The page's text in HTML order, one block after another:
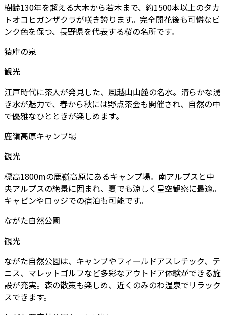
樹齢130年を超える大木から若木まで、約1500本以上のタカ
トオコヒガンザクラが咲き誇ります。完全開花後も可憐なピ
ンク色を保つ、長野県を代表する桜の名所です。
猿庫の泉
観光
江戸時代に茶人が発見した、風越山山麓の名水。清らかな湧
き水が魅力で、春から秋には野点茶会も開催され、自然の中
で優雅なひとときが楽しめます。
鹿嶺高原キャンプ場
観光
標高1800mの鹿嶺高原にあるキャンプ場。南アルプスと中
央アルプスの絶景に囲まれ、夏でも涼しく星空観察に最適。
キャビンやロッジでの宿泊も可能です。
ながた自然公園
観光
ながた自然公園は、キャンプやフィールドアスレチック、テ
ニス、マレットゴルフなど多彩なアウトドア体験ができる施
設が充実。森の散策も楽しめ、近くのみのわ温泉でリラック
スできます。